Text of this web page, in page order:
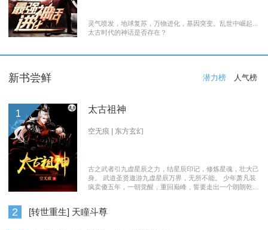
灵气喷发，地球复苏，万物进化，基因突变。乱世中崛起...
太古时代的神话是否存在？
新书尝鲜 潜力榜 人气榜
1 太古祖神
空无痕 | 东方玄幻
古之武者引九虚星辰之力，结星辰印记，修炼星魂，壮大己
身。 武道圣贤遨游九虚星辰万界，无所不能。 少年萧凡装
疯卖傻五年，一朝觉醒，重回巅峰，誓要走出一个朗朗乾
2 [转世重生] 天瞳斗尊